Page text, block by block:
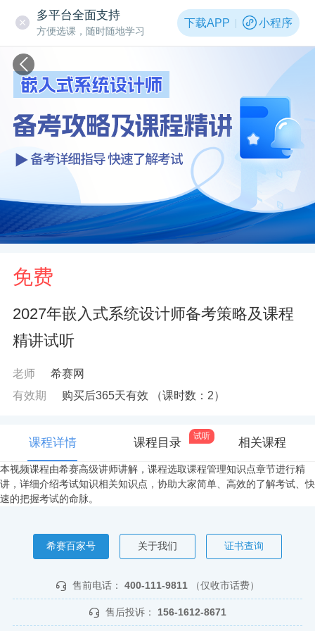
多平台全面支持
方便选课，随时随地学习
下载APP 小程序
免费
2027年嵌入式系统设计师备考策略及课程
精讲试听
老师
希赛网
有效期
购买后365天有效 （课时数： 2）
课程详情 课程目录
试听
相关课程
本视频课程由希赛高级讲师讲解，课程选取课程管理知识点章节进行精
讲，详细介绍考试知识相关知识点，协助大家简单、高效的了解考试、快
速的把握考试的命脉。
希赛百家号 关于我们 证书查询
售前电话： 400-111-9811 （仅收市话费）
售后投诉： 156-1612-8671